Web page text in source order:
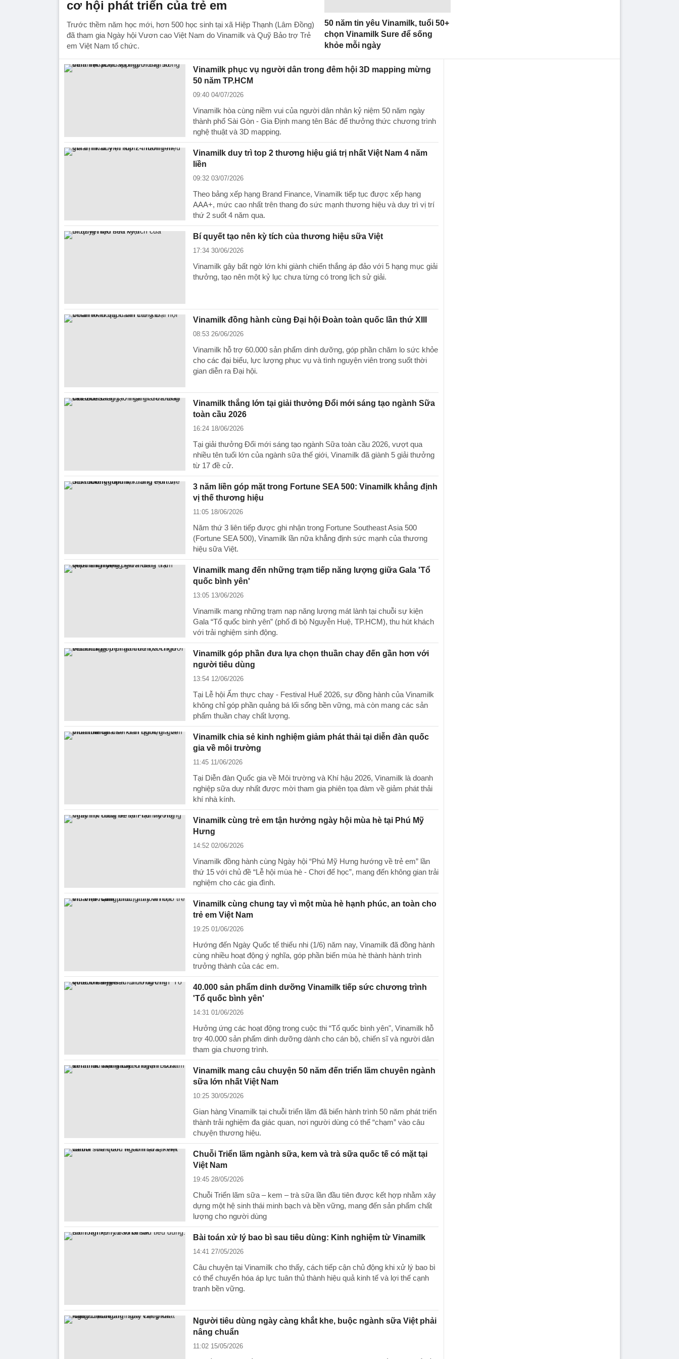
cơ hội phát triển của trẻ em
Trước thềm năm học mới, hơn 500 học sinh tại xã Hiệp Thạnh (Lâm Đồng)
đã tham gia Ngày hội Vươn cao Việt Nam do Vinamilk và Quỹ Bảo trợ Trẻ
em Việt Nam tổ chức.
50 năm tin yêu Vinamilk, tuổi 50+
chọn Vinamilk Sure để sống
khỏe mỗi ngày
Vinamilk phục vụ người dân trong đêm hội 3D mapping mừng
50 năm TP.HCM
09:40 04/07/2026
Vinamilk hòa cùng niềm vui của người dân nhân kỷ niệm 50 năm ngày
thành phố Sài Gòn - Gia Định mang tên Bác để thưởng thức chương trình
nghệ thuật và 3D mapping.
Vinamilk duy trì top 2 thương hiệu giá trị nhất Việt Nam 4 năm
liền
09:32 03/07/2026
Theo bảng xếp hạng Brand Finance, Vinamilk tiếp tục được xếp hạng
AAA+, mức cao nhất trên thang đo sức mạnh thương hiệu và duy trì vị trí
thứ 2 suốt 4 năm qua.
Bí quyết tạo nên kỳ tích của thương hiệu sữa Việt
17:34 30/06/2026
Vinamilk gây bất ngờ lớn khi giành chiến thắng áp đảo với 5 hạng mục giải
thưởng, tạo nên một kỷ lục chưa từng có trong lịch sử giải.
Vinamilk đồng hành cùng Đại hội Đoàn toàn quốc lần thứ XIII
08:53 26/06/2026
Vinamilk hỗ trợ 60.000 sản phẩm dinh dưỡng, góp phần chăm lo sức khỏe
cho các đại biểu, lực lượng phục vụ và tình nguyện viên trong suốt thời
gian diễn ra Đại hội.
Vinamilk thắng lớn tại giải thưởng Đổi mới sáng tạo ngành Sữa
toàn cầu 2026
16:24 18/06/2026
Tại giải thưởng Đổi mới sáng tạo ngành Sữa toàn cầu 2026, vượt qua
nhiều tên tuổi lớn của ngành sữa thế giới, Vinamilk đã giành 5 giải thưởng
từ 17 đề cử.
3 năm liền góp mặt trong Fortune SEA 500: Vinamilk khẳng định
vị thế thương hiệu
11:05 18/06/2026
Năm thứ 3 liên tiếp được ghi nhận trong Fortune Southeast Asia 500
(Fortune SEA 500), Vinamilk lần nữa khẳng định sức mạnh của thương
hiệu sữa Việt.
Vinamilk mang đến những trạm tiếp năng lượng giữa Gala 'Tổ
quốc bình yên'
13:05 13/06/2026
Vinamilk mang những trạm nạp năng lượng mát lành tại chuỗi sự kiện
Gala “Tổ quốc bình yên” (phố đi bộ Nguyễn Huệ, TP.HCM), thu hút khách
với trải nghiệm sinh động.
Vinamilk góp phần đưa lựa chọn thuần chay đến gần hơn với
người tiêu dùng
13:54 12/06/2026
Tại Lễ hội Ẩm thực chay - Festival Huế 2026, sự đồng hành của Vinamilk
không chỉ góp phần quảng bá lối sống bền vững, mà còn mang các sản
phẩm thuần chay chất lượng.
Vinamilk chia sẻ kinh nghiệm giảm phát thải tại diễn đàn quốc
gia về môi trường
11:45 11/06/2026
Tại Diễn đàn Quốc gia về Môi trường và Khí hậu 2026, Vinamilk là doanh
nghiệp sữa duy nhất được mời tham gia phiên tọa đàm về giảm phát thải
khí nhà kính.
Vinamilk cùng trẻ em tận hưởng ngày hội mùa hè tại Phú Mỹ
Hưng
14:52 02/06/2026
Vinamilk đồng hành cùng Ngày hội “Phú Mỹ Hưng hướng về trẻ em” lần
thứ 15 với chủ đề “Lễ hội mùa hè - Chơi để học”, mang đến không gian trải
nghiệm cho các gia đình.
Vinamilk cùng chung tay vì một mùa hè hạnh phúc, an toàn cho
trẻ em Việt Nam
19:25 01/06/2026
Hướng đến Ngày Quốc tế thiếu nhi (1/6) năm nay, Vinamilk đã đồng hành
cùng nhiều hoạt động ý nghĩa, góp phần biến mùa hè thành hành trình
trưởng thành của các em.
40.000 sản phẩm dinh dưỡng Vinamilk tiếp sức chương trình
'Tổ quốc bình yên'
14:31 01/06/2026
Hưởng ứng các hoạt động trong cuộc thi “Tổ quốc bình yên", Vinamilk hỗ
trợ 40.000 sản phẩm dinh dưỡng dành cho cán bộ, chiến sĩ và người dân
tham gia chương trình.
Vinamilk mang câu chuyện 50 năm đến triển lãm chuyên ngành
sữa lớn nhất Việt Nam
10:25 30/05/2026
Gian hàng Vinamilk tại chuỗi triển lãm đã biến hành trình 50 năm phát triển
thành trải nghiệm đa giác quan, nơi người dùng có thể “chạm” vào câu
chuyện thương hiệu.
Chuỗi Triển lãm ngành sữa, kem và trà sữa quốc tế có mặt tại
Việt Nam
19:45 28/05/2026
Chuỗi Triển lãm sữa – kem – trà sữa lần đầu tiên được kết hợp nhằm xây
dựng một hệ sinh thái minh bạch và bền vững, mang đến sản phẩm chất
lượng cho người dùng
Bài toán xử lý bao bì sau tiêu dùng: Kinh nghiệm từ Vinamilk
14:41 27/05/2026
Câu chuyện tại Vinamilk cho thấy, cách tiếp cận chủ động khi xử lý bao bì
có thể chuyển hóa áp lực tuân thủ thành hiệu quả kinh tế và lợi thế cạnh
tranh bền vững.
Người tiêu dùng ngày càng khắt khe, buộc ngành sữa Việt phải
nâng chuẩn
11:02 15/05/2026